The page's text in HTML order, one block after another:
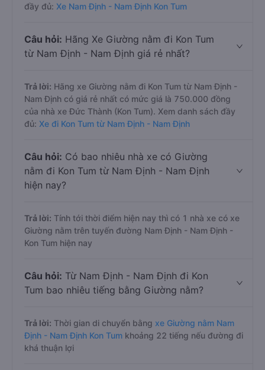
đầy đủ: Xe Nam Định - Nam Định Kon Tum
Câu hỏi: Hãng Xe Giường nằm đi Kon Tum
từ Nam Định - Nam Định giá rẻ nhất?
Trả lời: Hãng xe Giường nằm đi Kon Tum từ Nam Định -
Nam Định có giá rẻ nhất có mức giá là 750.000 đồng
của nhà xe Đức Thành (Kon Tum). Xem danh sách đầy
đủ: Xe đi Kon Tum từ Nam Định - Nam Định
Câu hỏi: Có bao nhiêu nhà xe có Giường
nằm đi Kon Tum từ Nam Định - Nam Định
hiện nay?
Trả lời: Tính tới thời điểm hiện nay thì có 1 nhà xe có xe
Giường nằm trên tuyến đường Nam Định - Nam Định -
Kon Tum hiện nay
Câu hỏi: Từ Nam Định - Nam Định đi Kon
Tum bao nhiêu tiếng bằng Giường nằm?
Trả lời: Thời gian di chuyển bằng xe Giường nằm Nam
Định - Nam Định Kon Tum khoảng 22 tiếng nếu đường đi
khá thuận lợi